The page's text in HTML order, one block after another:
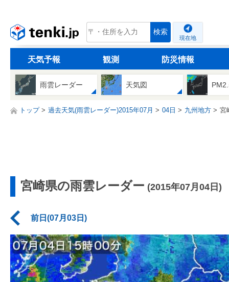
tenki.jp 検索
現在地
天気予報 観測 防災情報
雨雲レーダー 天気図
トップ 過去天気(雨雲レーダー)2015年07月 04日 九州地方 宮
宮崎県の雨雲レーダー (2015年07月04日)
前日(07月03日)